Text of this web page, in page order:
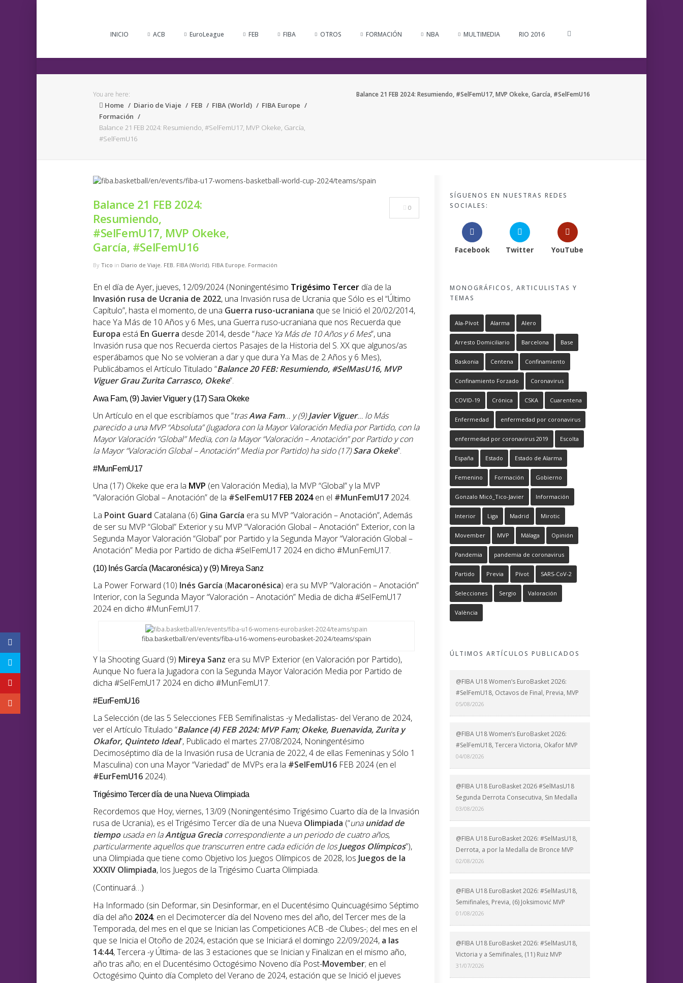
INICIO ACB EuroLeague FEB FIBA OTROS FORMACIÓN NBA MULTIMEDIA RIO 2016
You are here:
Home Diario de Viaje FEB FIBA (World)
FIBA Europe
Formación
Balance 21 FEB 2024: Resumiendo, #SelFemU17, MVP Okeke, García,
#SelFemU16
Balance 21 FEB 2024: Resumiendo, #SelFemU17, MVP Okeke, García, #SelFemU16
Balance 21 FEB 2024:
Resumiendo,
#SelFemU17, MVP Okeke,
García, #SelFemU16
By Tico in Diario de Viaje, FEB, FIBA (World), FIBA Europe, Formación
0
En el día de Ayer, jueves, 12/09/2024 (Noningentésimo Trigésimo Tercer día de la
Invasión rusa de Ucrania de 2022, una Invasión rusa de Ucrania que Sólo es el “Último
Capítulo”, hasta el momento, de una Guerra ruso-ucraniana que se Inició el 20/02/2014,
hace Ya Más de 10 Años y 6 Mes, una Guerra ruso-ucraniana que nos Recuerda que
Europa está En Guerra desde 2014, desde “hace Ya Más de 10 Años y 6 Mes”, una
Invasión rusa que nos Recuerda ciertos Pasajes de la Historia del S. XX que algunos/as
esperábamos que No se volvieran a dar y que dura Ya Mas de 2 Años y 6 Mes),
Publicábamos el Artículo Titulado “Balance 20 FEB: Resumiendo, #SelMasU16, MVP
Viguer Grau Zurita Carrasco, Okeke”.
Awa Fam, (9) Javier Viguer y (17) Sara Okeke
Un Artículo en el que escribíamos que “trasAwa Fam… y (9)Javier Viguer… lo Más
parecido a una MVP “Absoluta” (Jugadora con la Mayor Valoración Media por Partido, con la
Mayor Valoración “Global” Media, con la Mayor “Valoración – Anotación” por Partido y con
la Mayor “Valoración Global – Anotación” Media por Partido) ha sido (17)Sara Okeke”.
#MunFemU17
Una (17) Okeke que era la MVP (en Valoración Media), la MVP “Global” y la MVP
“Valoración Global – Anotación” de la #SelFemU17 FEB 2024en el #MunFemU17 2024.
La Point Guard Catalana (6) Gina García era su MVP “Valoración – Anotación”, Además
de ser su MVP “Global” Exterior y su MVP “Valoración Global – Anotación” Exterior, con la
Segunda Mayor Valoración “Global” por Partido y la Segunda Mayor “Valoración Global –
Anotación” Media por Partido de dicha #SelFemU17 2024 en dicho #MunFemU17.
(10) Inés García (Macaronésica) y (9) Mireya Sanz
La Power Forward (10) Inés García (Macaronésica) era su MVP “Valoración – Anotación”
Interior, con la Segunda Mayor “Valoración – Anotación” Media de dicha #SelFemU17
2024 en dicho #MunFemU17.
fiba.basketball/en/events/fiba-u16-womens-eurobasket-2024/teams/spain
Y la Shooting Guard (9) Mireya Sanz era su MVP Exterior (en Valoración por Partido),
Aunque No fuera la Jugadora con la Segunda Mayor Valoración Media por Partido de
dicha #SelFemU17 2024 en dicho #MunFemU17.
#EurFemU16
La Selección (de las 5 Selecciones FEB Semifinalistas -y Medallistas- del Verano de 2024,
ver el Artículo Titulado “Balance (4) FEB 2024: MVP Fam; Okeke, Buenavida, Zurita y
Okafor, Quinteto Ideal”, Publicado el martes 27/08/2024, Noningentésimo
Decimoséptimo día de la Invasión rusa de Ucrania de 2022, 4 de ellas Femeninas y Sólo 1
Masculina) con una Mayor “Variedad” de MVPs era la #SelFemU16 FEB 2024 (en el
#EurFemU16 2024).
Trigésimo Tercer día de una Nueva Olimpiada
Recordemos que Hoy, viernes, 13/09 (Noningentésimo Trigésimo Cuarto día de la Invasión
rusa de Ucrania), es el Trigésimo Tercer día de una Nueva Olimpiada (“unaunidad de
tiempousada en laAntigua Greciacorrespondiente a un periodo de cuatro años,
particularmente aquellos que transcurren entre cada edición de losJuegos Olímpicos”),
una Olimpiada que tiene como Objetivo los Juegos Olímpicos de 2028, los Juegos de la
XXXIV Olimpiada, los Juegos de la Trigésimo Cuarta Olimpiada.
(Continuará…)
Ha Informado (sin Deformar, sin Desinformar, en el Ducentésimo Quincuagésimo Séptimo
día del año 2024; en el Decimotercer día del Noveno mes del año, del Tercer mes de la
Temporada, del mes en el que se Inician las Competiciones ACB -de Clubes-; del mes en el
que se Inicia el Otoño de 2024, estación que se Iniciará el domingo 22/09/2024, a las
14:44, Tercera -y Última- de las 3 estaciones que se Inician y Finalizan en el mismo año,
año tras año; en el Ducentésimo Octogésimo Noveno día Post-Movember; en el
Octogésimo Quinto día Completo del Verano de 2024, estación que se Inició el jueves
SÍGUENOS EN NUESTRAS REDES
SOCIALES:
Facebook Twitter YouTube
MONOGRÁFICOS, ARTICULISTAS Y
TEMAS
Ala-Pívot Alarma Alero
Arresto Domiciliario Barcelona Base
Baskonia Centena Confinamiento
Confinamiento Forzado Coronavirus
COVID-19 Crónica CSKA Cuarentena
Enfermedad enfermedad por coronavirus
enfermedad por coronavirus 2019 Escolta
España Estado Estado de Alarma
Femenino Formación Gobierno
Gonzalo Micó_Tico-Javier Información
Interior Liga Madrid Mirotic
Movember MVP Málaga Opinión
Pandemia pandemia de coronavirus
Partido Previa Pívot SARS-CoV-2
Selecciones Sergio Valoración
València
ÚLTIMOS ARTÍCULOS PUBLICADOS
@FIBA U18 Women’s EuroBasket 2026:
#SelFemU18, Octavos de Final, Previa, MVP
05/08/2026
@FIBA U18 Women’s EuroBasket 2026:
#SelFemU18, Tercera Victoria, Okafor MVP
04/08/2026
@FIBA U18 EuroBasket 2026 #SelMasU18
Segunda Derrota Consecutiva, Sin Medalla
03/08/2026
@FIBA U18 EuroBasket 2026: #SelMasU18,
Derrota, a por la Medalla de Bronce MVP
02/08/2026
@FIBA U18 EuroBasket 2026: #SelMasU18,
Semifinales, Previa, (6) Joksimović MVP
01/08/2026
@FIBA U18 EuroBasket 2026: #SelMasU18,
Victoria y a Semifinales, (11) Ruiz MVP
31/07/2026